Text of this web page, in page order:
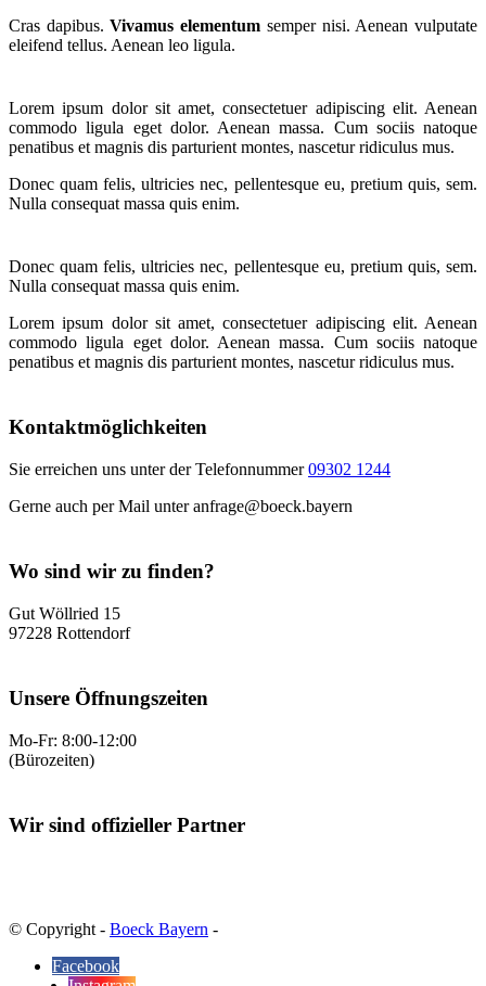
Cras dapibus.Vivamus elementum semper nisi. Aenean vulputate
eleifend tellus. Aenean leo ligula.
Lorem ipsum dolor sit amet, consectetuer adipiscing elit. Aenean
commodo ligula eget dolor. Aenean massa. Cum sociis natoque
penatibus et magnis dis parturient montes, nascetur ridiculus mus.
Donec quam felis, ultricies nec, pellentesque eu, pretium quis, sem.
Nulla consequat massa quis enim.
Donec quam felis, ultricies nec, pellentesque eu, pretium quis, sem.
Nulla consequat massa quis enim.
Lorem ipsum dolor sit amet, consectetuer adipiscing elit. Aenean
commodo ligula eget dolor. Aenean massa. Cum sociis natoque
penatibus et magnis dis parturient montes, nascetur ridiculus mus.
Kontaktmöglichkeiten
Sie erreichen uns unter der Telefonnummer09302 1244
Gerne auch per Mail unter anfrage@boeck.bayern
Wo sind wir zu finden?
Gut Wöllried 15
97228 Rottendorf
Unsere Öffnungszeiten
Mo-Fr: 8:00-12:00
(Bürozeiten)
Wir sind offizieller Partner
© Copyright - Boeck Bayern -
Facebook